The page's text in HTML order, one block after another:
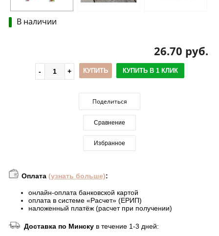
В наличии
26.70 руб.
КУПИТЬ КУПИТЬ В 1 КЛИК
Поделиться
Сравнение
Избранное
Оплата (узнать больше):
онлайн-оплата банковской картой
оплата в системе «Расчет» (ЕРИП)
наложенный платёж (расчет при получении)
Доставка по Минску в течение 1-3 дней: